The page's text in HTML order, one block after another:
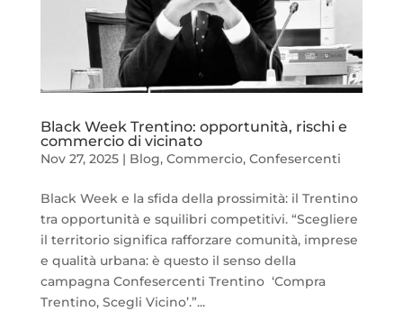
Black Week Trentino: opportunità, rischi e
commercio di vicinato
Nov 27, 2025| Blog, Commercio, Confesercenti
Black Week e la sfida della prossimità: il Trentino
tra opportunità e squilibri competitivi. “Scegliere
il territorio significa rafforzare comunità, imprese
e qualità urbana: è questo il senso della
campagna Confesercenti Trentino ‘Compra
Trentino, Scegli Vicino’.”...